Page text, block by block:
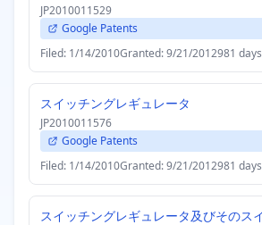
JP2010011529
Google Patents
Filed: 1/14/2010Granted: 9/21/2012981 days
スイッチングレギュレータ
JP2010011576
Google Patents
Filed: 1/14/2010Granted: 9/21/2012981 days